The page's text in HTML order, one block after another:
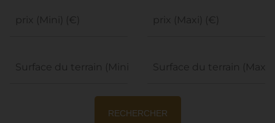
prix (Mini) (€) prix (Maxi) (€)
Surface du terrain (Mini) Surface du terrain (Maxi)
RECHERCHER